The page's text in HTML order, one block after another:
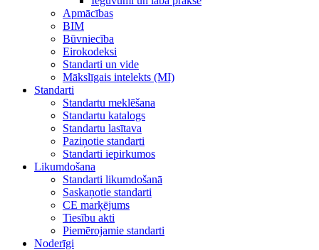
Apmācības
BIM
Būvniecība
Eirokodeksi
Standarti un vide
Mākslīgais intelekts (MI)
Standarti
Standartu meklēšana
Standartu katalogs
Standartu lasītava
Paziņotie standarti
Standarti iepirkumos
Likumdošana
Standarti likumdošanā
Saskaņotie standarti
CE marķējums
Tiesību akti
Piemērojamie standarti
Noderīgi